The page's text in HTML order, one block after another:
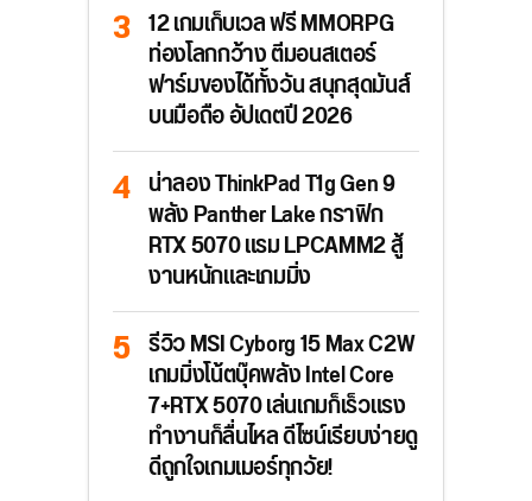
12 เกมเก็บเวล ฟรี MMORPG
ท่องโลกกว้าง ตีมอนสเตอร์
ฟาร์มของได้ทั้งวัน สนุกสุดมันส์
บนมือถือ อัปเดตปี 2026
น่าลอง ThinkPad T1g Gen 9
พลัง Panther Lake กราฟิก
RTX 5070 แรม LPCAMM2 สู้
งานหนักและเกมมิ่ง
รีวิว MSI Cyborg 15 Max C2W
เกมมิ่งโน้ตบุ๊คพลัง Intel Core
7+RTX 5070 เล่นเกมก็เร็วแรง
ทำงานก็ลื่นไหล ดีไซน์เรียบง่ายดู
ดีถูกใจเกมเมอร์ทุกวัย!